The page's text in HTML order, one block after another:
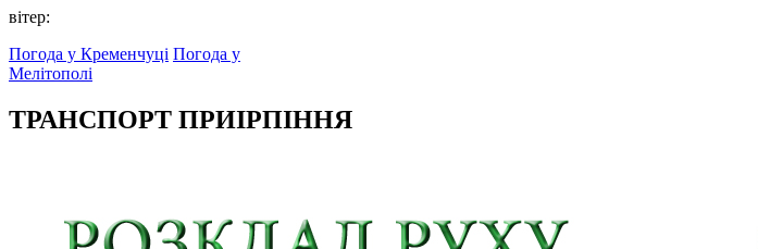
вітер:
Погода у Кременчуці Погода у
Мелітополі
ТРАНСПОРТ ПРИІРПІННЯ